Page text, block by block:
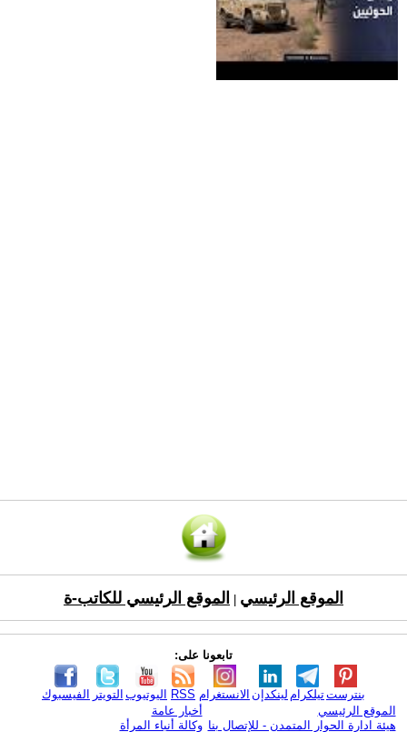
الموقع الرئيسي الموقع الرئيسي للكاتب-ة
تابعونا على:
الفيسبوك التويتر اليوتيوب RSS الانستغرام لينكدإن تيلكرامبنترست
الموقع الرئيسي
هيئة ادارة الحوار المتمدن - للإتصال بنا
أخبار عامة
وكالة أنباء المرأة